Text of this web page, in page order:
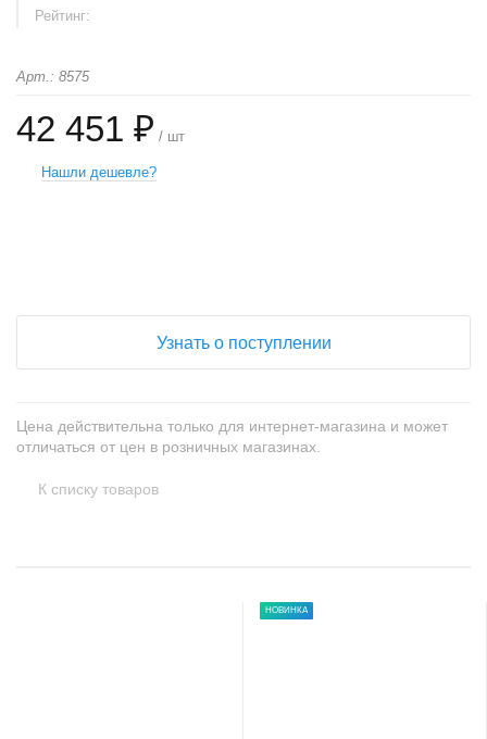
Рейтинг:
Арт.: 8575
42 451 ₽ / шт
Нашли дешевле?
Узнать о поступлении
Цена действительна только для интернет-магазина и может
отличаться от цен в розничных магазинах.
К списку товаров
НОВИНКА